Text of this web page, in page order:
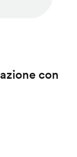
con